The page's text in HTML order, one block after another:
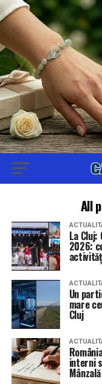
All
La Cluj:
2026:
Un
mare
Cluj
interni
Mânzală